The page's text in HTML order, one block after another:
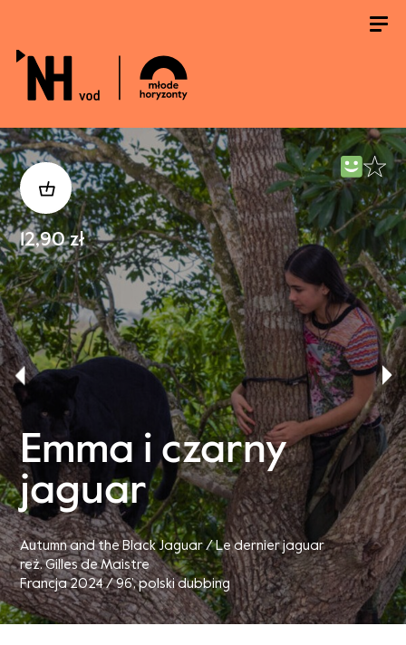
12,90 zł
Emma i czarny
jaguar
Autumn and the Black Jaguar / Le dernier jaguar
reż. Gilles de Maistre
Francja 2024 / 96’, polski dubbing